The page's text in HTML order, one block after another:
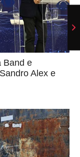
Band e
Alex e